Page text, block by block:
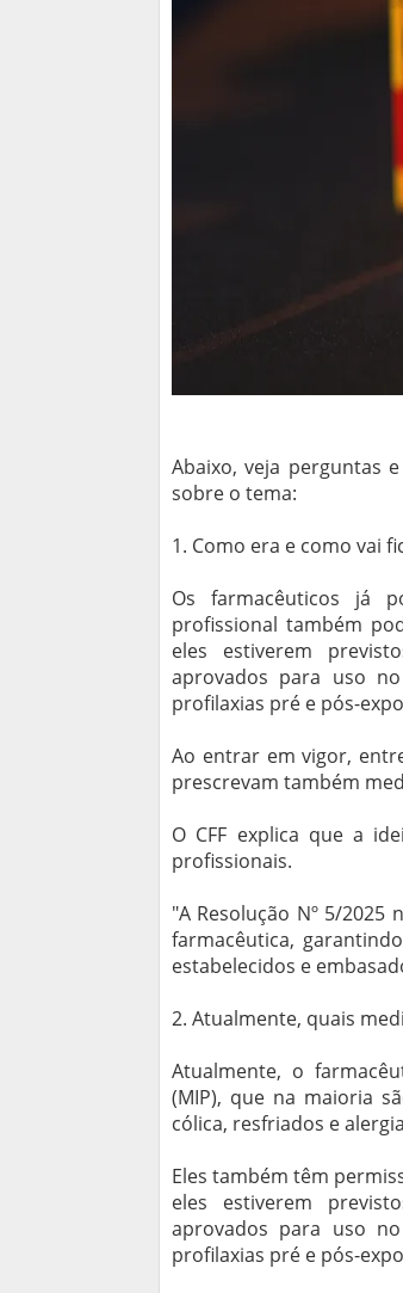
Abaixo, veja perguntas
sobre o tema:
1. Como era e como vai
Os farmacêuticos já
profissional também
eles estiverem
aprovados para uso
profilaxias pré e pós-
Ao entrar em vigor,
prescrevam também
O CFF explica que a
profissionais.
"A Resolução Nº 5/
farmacêutica,
estabelecidos e
2. Atualmente, quais
Atualmente, o
(MIP), que na maioria
cólica, resfriados e
Eles também têm
eles estiverem
aprovados para uso
profilaxias pré e pós-